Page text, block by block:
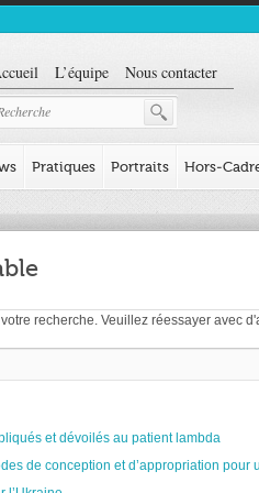
L’équipe Nous contacter
Pratiques Portraits Hors-
recherche. Veuillez réessayer avec
et dévoilés au patient lambda
de conception et d’appropriation pour